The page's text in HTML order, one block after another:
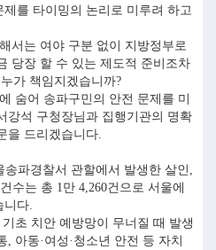
를 타이밍의 논리로 미루려 하고
서는 여야 구분 없이 지방정부로
당장 할 수 있는 제도적 준비조차
가 책임지겠습니까?
숨어 송파구민의 안전 문제를 미
강석 구청장님과 집행기관의 명확
을 드리겠습니다.
송파경찰서 관할에서 발생한 살인,
수는 총 1만 4,260건으로 서울에
니다.
초 치안 예방망이 무너질 때 발생
아동·여성·청소년 안전 등 자치